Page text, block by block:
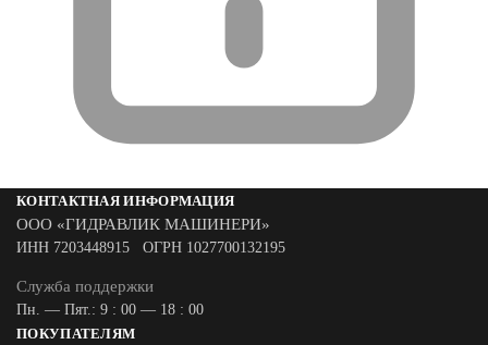
КОНТАКТНАЯ ИНФОРМАЦИЯ
ООО «ГИДРАВЛИК МАШИНЕРИ»
ИНН 7203448915 ОГРН 1027700132195
Служба поддержки
Пн. — Пят.: 9 : 00 — 18 : 00
ПОКУПАТЕЛЯМ